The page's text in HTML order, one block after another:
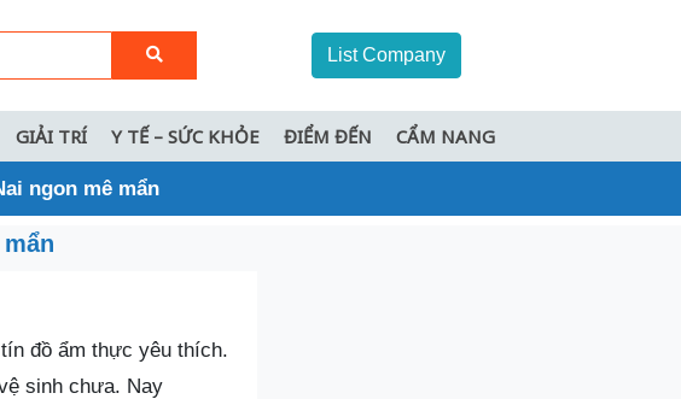
List Company
GIẢI TRÍ Y TẾ – SỨC KHỎE ĐIỂM ĐẾN CẨM NANG
ngon mê mẩn
đồ ẩm thực yêu thích.
sinh chưa. Nay